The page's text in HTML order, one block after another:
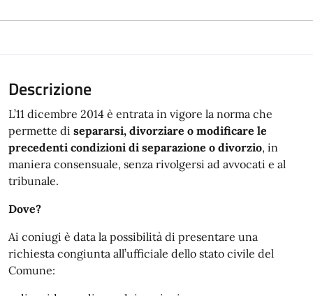
Descrizione
L’11 dicembre 2014 è entrata in vigore la norma che
permette di separarsi, divorziare o modificare le
precedenti condizioni di separazione o divorzio, in
maniera consensuale, senza rivolgersi ad avvocati e al
tribunale.
Dove?
Ai coniugi è data la possibilità di presentare una
richiesta congiunta all’ufficiale dello stato civile del
Comune: